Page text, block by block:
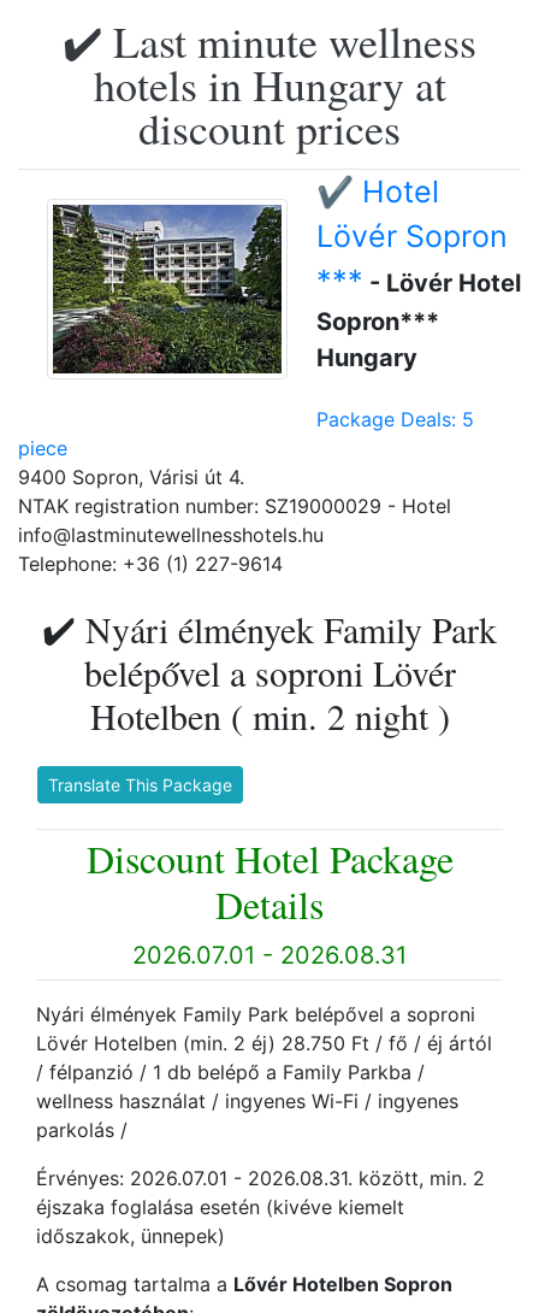
✔️ Last minute wellness
hotels in Hungary at
discount prices
✔️ Hotel
Lövér Sopron
*** - Lövér Hotel
Sopron***
Hungary
Package Deals: 5
piece
9400 Sopron, Várisi út 4.
NTAK registration number: SZ19000029 - Hotel
info@lastminutewellnesshotels.hu
Telephone: +36 (1) 227-9614
✔️ Nyári élmények Family Park
belépővel a soproni Lövér
Hotelben ( min. 2 night )
Translate This Package
Discount Hotel Package
Details
2026.07.01 - 2026.08.31
Nyári élmények Family Park belépővel a soproni
Lövér Hotelben (min. 2 éj) 28.750 Ft / fő / éj ártól
/ félpanzió / 1 db belépő a Family Parkba /
wellness használat / ingyenes Wi-Fi / ingyenes
parkolás /
Érvényes: 2026.07.01 - 2026.08.31. között, min. 2
éjszaka foglalása esetén (kivéve kiemelt
időszakok, ünnepek)
A csomag tartalma a Lővér Hotelben Sopron